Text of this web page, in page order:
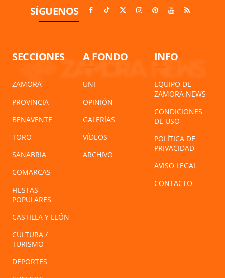
SÍGUENOS
SECCIONES
ZAMORA
PROVINCIA
BENAVENTE
TORO
SANABRIA
COMARCAS
FIESTAS
POPULARES
CASTILLA Y LEÓN
CULTURA /
TURISMO
DEPORTES
A FONDO
UNI
OPINIÓN
GALERÍAS
VÍDEOS
ARCHIVO
INFO
EQUIPO DE
ZAMORA NEWS
CONDICIONES
DE USO
POLÍTICA DE
PRIVACIDAD
AVISO LEGAL
CONTACTO